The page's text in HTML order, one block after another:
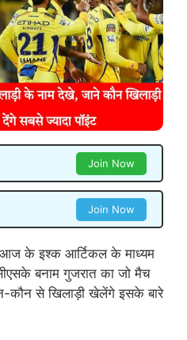
Join Now
Join Now
के इश्क आर्टिकल के माध्यम
बनाम गुजरात का जो मैच
कौन से खिलाड़ी खेलेंगे इसके बारे